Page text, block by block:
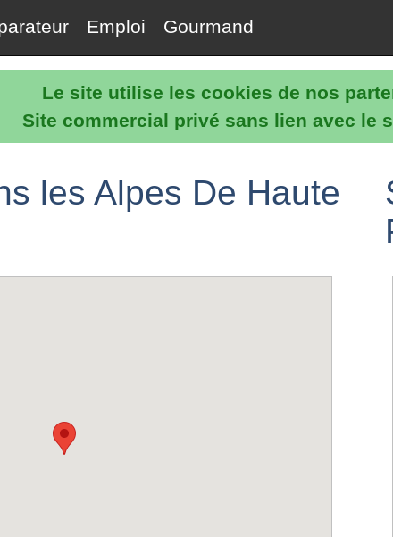
Le site utilise les cookies de nos
Site commercial privé sans lien avec le
Emploi Gourmand
les Alpes De Haute